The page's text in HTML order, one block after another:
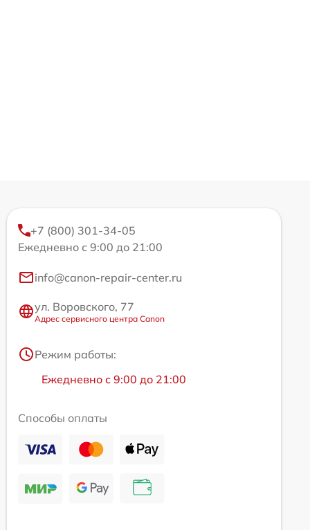
+7 (800) 301-34-05
Ежедневно с 9:00 до 21:00
info@canon-repair-center.ru
ул. Воровского, 77
Адрес сервисного центра Canon
Режим работы:
Ежедневно с 9:00 до 21:00
Способы оплаты